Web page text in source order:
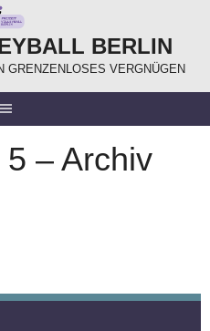
BERLIN
GRENZENLOSES VERGNÜGEN
– Archiv